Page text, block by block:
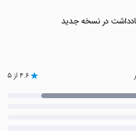
در نسخه جدید
۴.۶ از ۵